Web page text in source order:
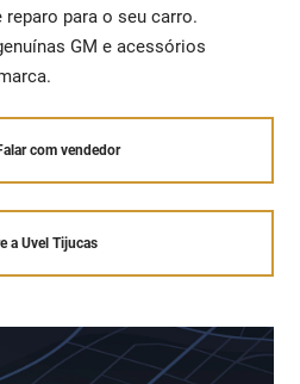
para o seu carro.
GM e acessórios
com vendedor
a Uvel Tijucas